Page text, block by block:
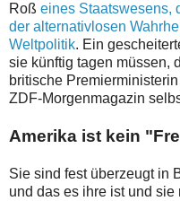
Roß eines Staatswesens,
der alternativlosen
Weltpolitik. Ein
sie künftig tagen müssen,
britische
ZDF-Morgenmagazin
Amerika ist kein
Sie sind fest überzeugt in
und das es ihre ist und